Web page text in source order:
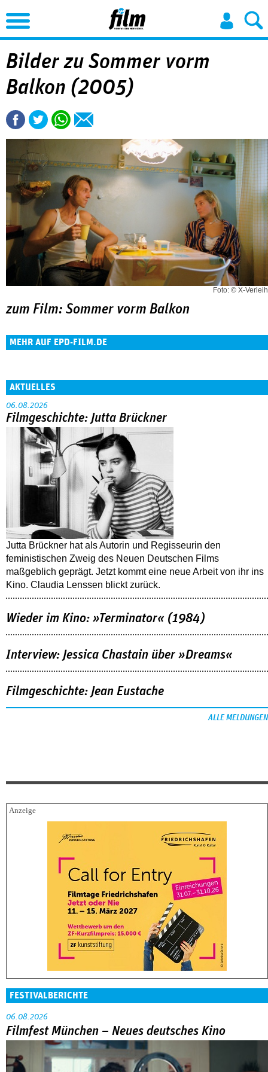
Jump to Navigation
Bilder zu Sommer vorm
Balkon (2005)
Foto: © X-Verleih
zum Film: Sommer vorm Balkon
MEHR AUF EPD-FILM.DE
AKTUELLES
06.08.2026
Filmgeschichte: Jutta Brückner
Jutta Brückner hat als Autorin und Regisseurin den
feministischen Zweig des Neuen Deutschen Films
maßgeblich geprägt. Jetzt kommt eine neue Arbeit von ihr ins
Kino. Claudia Lenssen blickt zurück.
Wieder im Kino: »Terminator« (1984)
Interview: Jessica Chastain über »Dreams«
Filmgeschichte: Jean Eustache
ALLE MELDUNGEN
FESTIVALBERICHTE
06.08.2026
Filmfest München – Neues deutsches Kino